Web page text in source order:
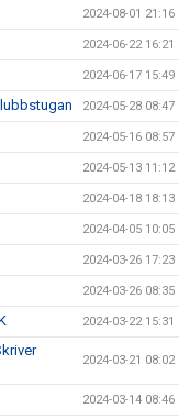
2024-08-01 21:16
2024-06-22 16:21
2024-06-17 15:49
2024-05-28 08:47
2024-05-16 08:57
2024-05-13 11:12
2024-04-18 18:13
2024-04-05 10:05
2024-03-26 17:23
2024-03-26 08:35
2024-03-22 15:31
2024-03-21 08:02
2024-03-14 08:46